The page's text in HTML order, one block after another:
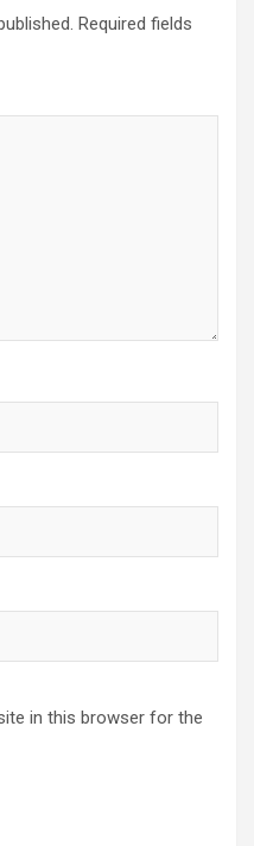
Required fields
in this browser for the